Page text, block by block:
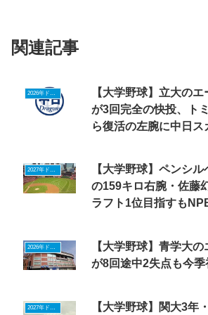
関連記事
【大学野球】立大の
が3回完全の快投、ト
ら復活の左腕に中日ス
2027年ドラフトニュース
【大学野球】ペンシ
の159キロ右腕・佐藤
ラフト1位目指すも
2026年ドラフトニュース
【大学野球】青学大
が8回途中2失点も今季
【大学野球】関大3年